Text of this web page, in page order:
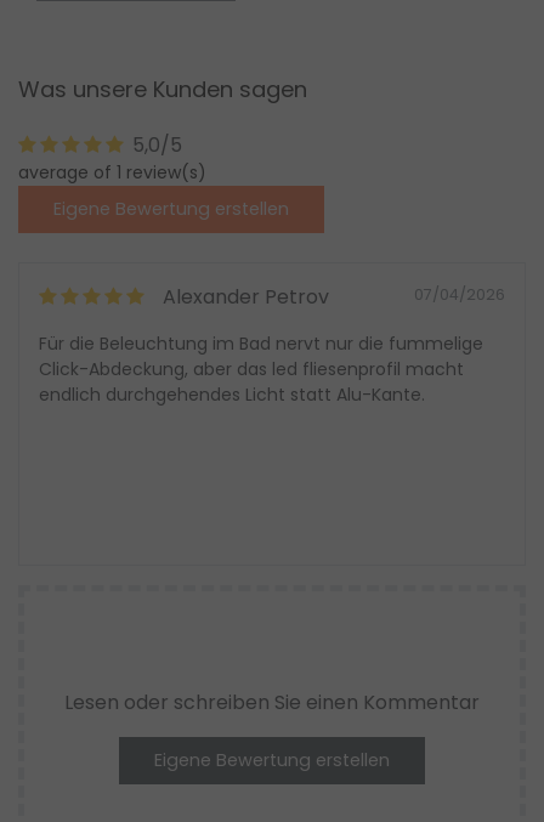
Was unsere Kunden sagen
5,0/5
average of 1 review(s)
Eigene Bewertung erstellen
Alexander Petrov 07/04/2026
Für die Beleuchtung im Bad nervt nur die fummelige
Click-Abdeckung, aber das led fliesenprofil macht
endlich durchgehendes Licht statt Alu-Kante.
Lesen oder schreiben Sie einen Kommentar
Eigene Bewertung erstellen